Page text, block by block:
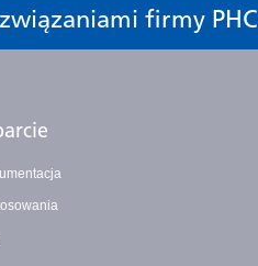
firmy PHC